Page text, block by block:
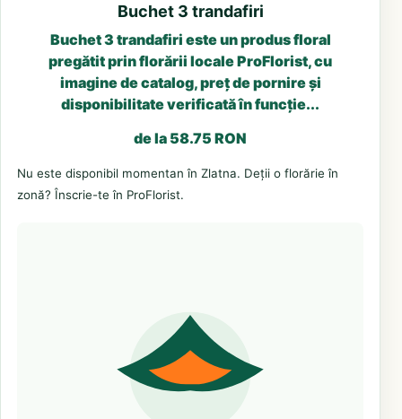
Buchet 3 trandafiri
Buchet 3 trandafiri este un produs floral
pregătit prin florării locale ProFlorist, cu
imagine de catalog, preț de pornire și
disponibilitate verificată în funcție...
de la 58.75 RON
Nu este disponibil momentan în Zlatna. Deții o florărie în
zonă? Înscrie-te în ProFlorist.